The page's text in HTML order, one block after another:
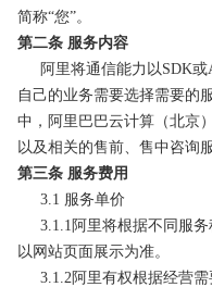
简称“您”。
第二条 服务内容
阿里将通信能力以SDK或
自己的业务需要选择需要的
中，阿里巴巴云计算（北京
以及相关的售前、售中咨询服
第三条 服务费用
3.1 服务单价
3.1.1阿里将根据不同服务
以网站页面展示为准。
3.1.2阿里有权根据经营需